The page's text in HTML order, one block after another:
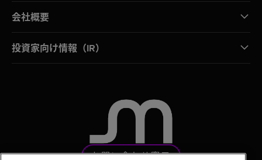
会社概要
投資家向け情報（IR）
お問い合わせ窓口